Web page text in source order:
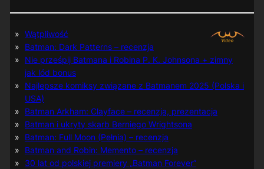
Wątpliwość
Batman: Dark Patterns – recenzja
Nie prześpij Batmana i Robina P. K. Johnsona + zimny
jak lód bonus
Najlepsze komiksy związane z Batmanem 2025 (Polska i
USA)
Batman Arkham: Clayface – recenzja, prezentacja
Batman i ukryty skarb Berniego Wrightsona
Batman: Full Moon (Pełnia) – recenzja
Batman and Robin: Memento – recenzja
30 lat od polskiej premiery „Batman Forever”